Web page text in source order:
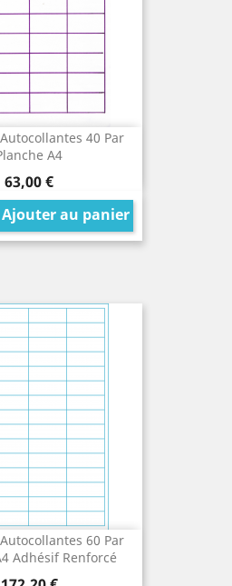
40 Par
A4
Prix
63,00 €
Ajouter au panier
60 Par
Adhésif Renforcé